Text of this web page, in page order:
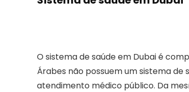
O sistema de saúde em Dubai é
Árabes não possuem um sistema de
atendimento médico público. Da